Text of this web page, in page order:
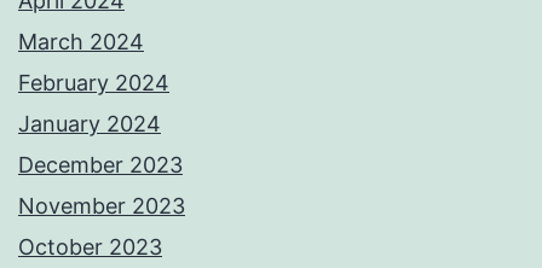
March 2024
February 2024
January 2024
December 2023
November 2023
October 2023